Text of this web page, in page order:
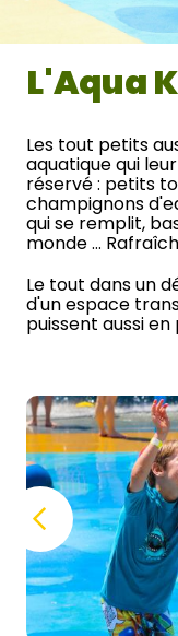
L'Aqua
Les tout petits
aquatique qui
réservé : petits
champignons
qui se remplit,
monde …
Le tout dans un
d'un espace
puissent aussi